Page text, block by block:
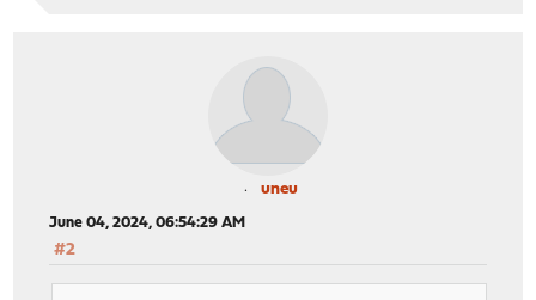
uneu
June 04, 2024, 06:54:29 AM
#2